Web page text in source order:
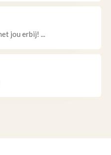
jou erbij! ...